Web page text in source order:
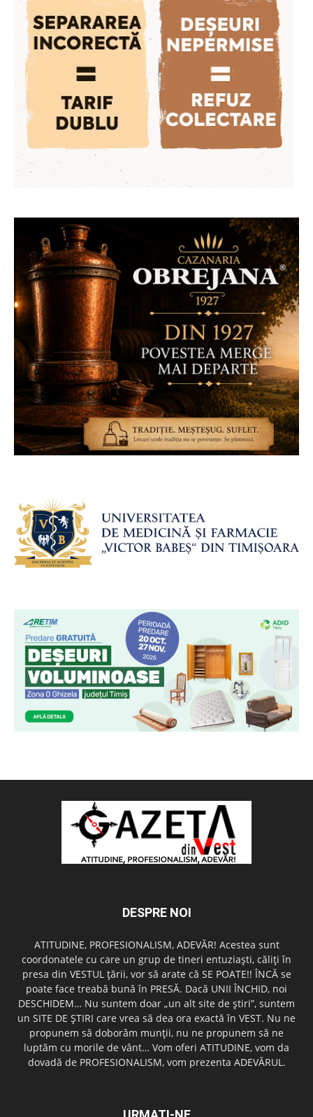
DESPRE NOI
ATITUDINE, PROFESIONALISM, ADEVĂR! Acestea sunt
coordonatele cu care un grup de tineri entuziaşti, căliţi în
presa din VESTUL ţării, vor să arate că SE POATE!! ÎNCĂ se
poate face treabă bună în PRESĂ. Dacă UNII ÎNCHID, noi
DESCHIDEM… Nu suntem doar „un alt site de ştiri”, suntem
un SITE DE ŞTIRI care vrea să dea ora exactă în VEST. Nu ne
propunem să doborâm munţii, nu ne propunem să ne
luptăm cu morile de vânt… Vom oferi ATITUDINE, vom da
dovadă de PROFESIONALISM, vom prezenta ADEVĂRUL.